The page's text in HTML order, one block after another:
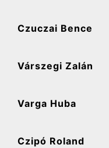
Czuczai Bence
Várszegi Zalán
Varga Huba
Czipó Roland